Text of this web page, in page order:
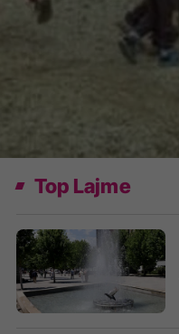
Top Lajme